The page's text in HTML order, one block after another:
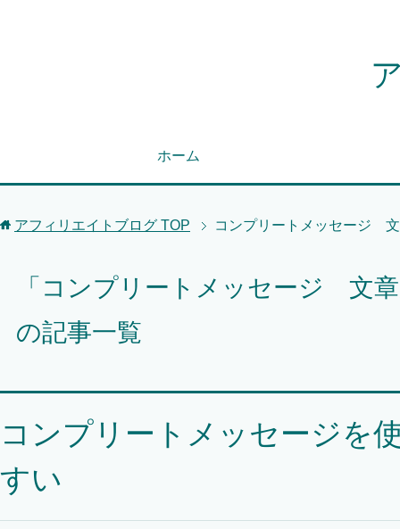
ホーム
アフィリエイトブログ TOP コンプリートメッセージ
「コンプリートメッセージ 文
の記事一覧
コンプリートメッセージを
すい